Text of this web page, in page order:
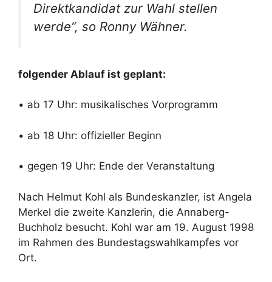
Direktkandidat zur Wahl stellen
werde“, so Ronny Wähner.
folgender Ablauf ist geplant:
• ab 17 Uhr: musikalisches Vorprogramm
• ab 18 Uhr: offizieller Beginn
• gegen 19 Uhr: Ende der Veranstaltung
Nach Helmut Kohl als Bundeskanzler, ist Angela
Merkel die zweite Kanzlerin, die Annaberg-
Buchholz besucht. Kohl war am 19. August 1998
im Rahmen des Bundestagswahlkampfes vor
Ort.